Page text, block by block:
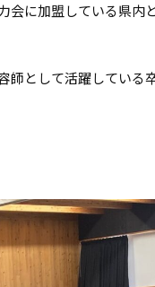
会に加盟している県
師として活躍してい